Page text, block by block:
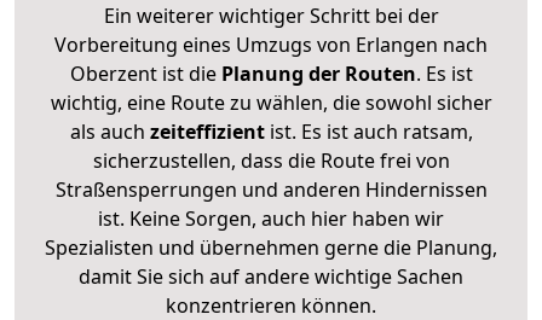
Ein weiterer wichtiger Schritt bei der
Vorbereitung eines Umzugs von Erlangen nach
Oberzent ist diePlanung der Routen. Es ist
wichtig, eine Route zu wählen, die sowohl sicher
als auch zeiteffizientist. Es ist auch ratsam,
sicherzustellen, dass die Route frei von
Straßensperrungen und anderen Hindernissen
ist. Keine Sorgen, auch hier haben wir
Spezialisten und übernehmen gerne die Planung,
damit Sie sich auf andere wichtige Sachen
konzentrieren können.